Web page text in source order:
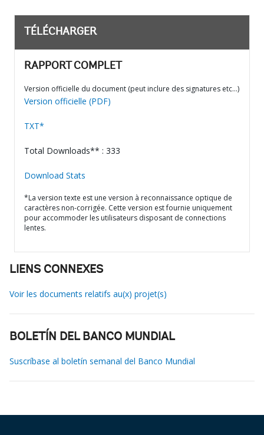
TÉLÉCHARGER
RAPPORT COMPLET
Version officielle du document (peut inclure des signatures etc…)
Version officielle (PDF)
TXT*
Total Downloads** : 333
Download Stats
*La version texte est une version à reconnaissance optique de
caractères non-corrigée. Cette version est fournie uniquement
pour accommoder les utilisateurs disposant de connections
lentes.
LIENS CONNEXES
Voir les documents relatifs au(x) projet(s)
BOLETÍN DEL BANCO MUNDIAL
Suscríbase al boletín semanal del Banco Mundial